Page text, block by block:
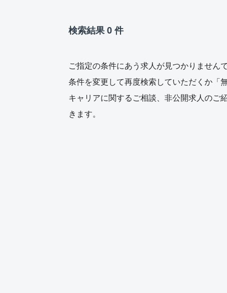
検索結果 0 件
ご指定の条件にあう求人が見つかりませんで
条件を変更して再度検索していただくか「
キャリアに関するご相談、非公開求人のご
きます。